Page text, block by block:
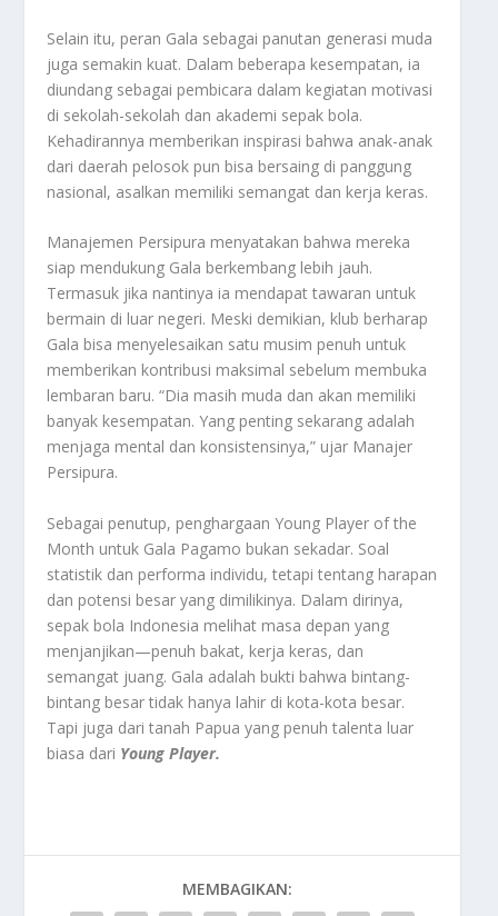
Selain itu, peran Gala sebagai panutan generasi muda
juga semakin kuat. Dalam beberapa kesempatan, ia
diundang sebagai pembicara dalam kegiatan motivasi
di sekolah-sekolah dan akademi sepak bola.
Kehadirannya memberikan inspirasi bahwa anak-anak
dari daerah pelosok pun bisa bersaing di panggung
nasional, asalkan memiliki semangat dan kerja keras.
Manajemen Persipura menyatakan bahwa mereka
siap mendukung Gala berkembang lebih jauh.
Termasuk jika nantinya ia mendapat tawaran untuk
bermain di luar negeri. Meski demikian, klub berharap
Gala bisa menyelesaikan satu musim penuh untuk
memberikan kontribusi maksimal sebelum membuka
lembaran baru. “Dia masih muda dan akan memiliki
banyak kesempatan. Yang penting sekarang adalah
menjaga mental dan konsistensinya,” ujar Manajer
Persipura.
Sebagai penutup, penghargaan Young Player of the
Month untuk Gala Pagamo bukan sekadar. Soal
statistik dan performa individu, tetapi tentang harapan
dan potensi besar yang dimilikinya. Dalam dirinya,
sepak bola Indonesia melihat masa depan yang
menjanjikan—penuh bakat, kerja keras, dan
semangat juang. Gala adalah bukti bahwa bintang-
bintang besar tidak hanya lahir di kota-kota besar.
Tapi juga dari tanah Papua yang penuh talenta luar
biasa dari Young Player.
MEMBAGIKAN: